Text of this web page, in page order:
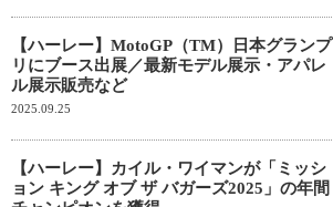
【ハーレー】MotoGP（TM）日本グランプ
リにブース出展／最新モデル展示・アパレ
ル展示販売など
2025.09.25
【ハーレー】カイル・ワイマンが「ミッシ
ョン キング オブ ザ バガーズ2025」の年間